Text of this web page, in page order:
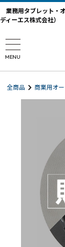
業務用タブレット・
ディーエス株式会社）
MENU
全商品 商業用オ